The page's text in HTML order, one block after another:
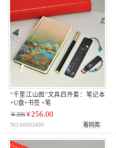
“千里江山图”文具四件套：笔记本
+U盘+书签 +笔
￥306￥ 256.00
NO.00003400 看同类